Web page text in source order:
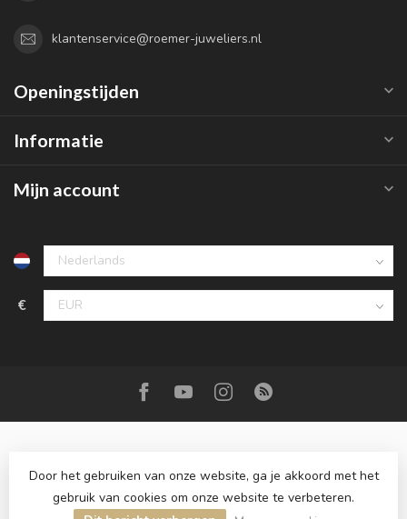
klantenservice@roemer-juweliers.nl
Openingstijden
Informatie
Mijn account
€
© Copyright 2026 Roemer juwelier- Powered byLightspeed
Door het gebruiken van onze website, ga je akkoord met het
gebruik van cookies om onze website te verbeteren.